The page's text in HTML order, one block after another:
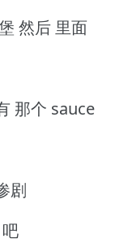
然后 里面
那个 sauce
剧